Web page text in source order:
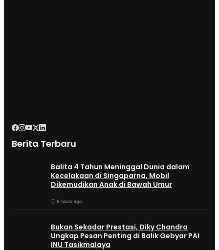
Berita Terbaru
Balita 4 Tahun Meninggal Dunia dalam
Kecelakaan di Singaparna, Mobil
Dikemudikan Anak di Bawah Umur
8 hours ago
Bukan Sekadar Prestasi, Diky Chandra
Ungkap Pesan Penting di Balik Gebyar PAI
INU Tasikmalaya